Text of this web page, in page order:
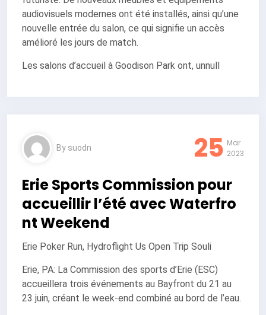
audiovisuels modernes ont été installés, ainsi qu’une
nouvelle entrée du salon, ce qui signifie un accès
amélioré les jours de match.
Les salons d’accueil à Goodison Park ont, unnull
By suodn 25 Mar
2023
Erie Sports Commission pour
accueillir l’été avec Waterfro
nt Weekend
Erie Poker Run, Hydroflight Us Open Trip Souli
Erie, PA: La Commission des sports d’Erie (ESC)
accueillera trois événements au Bayfront du 21 au
23 juin, créant le week-end combiné au bord de l’eau.